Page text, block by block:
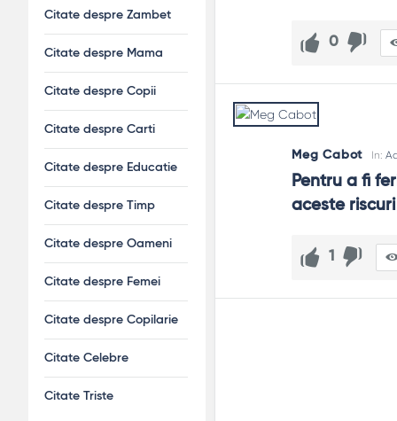
0
Meg Cabot In:
Pentru a fi
aceste
1
Citate despre Zambet
Citate despre Mama
Citate despre Copii
Citate despre Carti
Citate despre Educatie
Citate despre Timp
Citate despre Oameni
Citate despre Femei
Citate despre Copilarie
Citate Celebre
Citate Triste